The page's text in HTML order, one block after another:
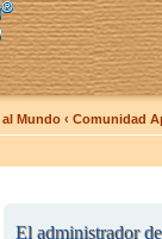
Mundo ‹ Comunidad
El administrador